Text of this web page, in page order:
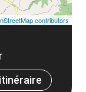
contributors